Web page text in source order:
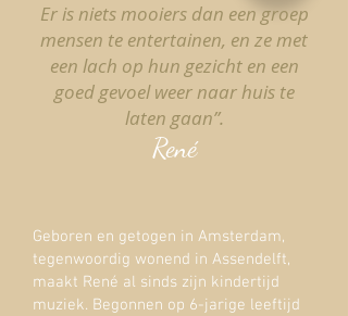
Er is niets mooiers dan een groep
mensen te entertainen, en ze met
een lach op hun gezicht en een
goed gevoel weer naar huis te
laten gaan”.
René
Geboren en getogen in Amsterdam,
tegenwoordig wonend in Assendelft,
maakt René al sinds zijn kindertijd
muziek. Begonnen op 6-jarige leeftijd